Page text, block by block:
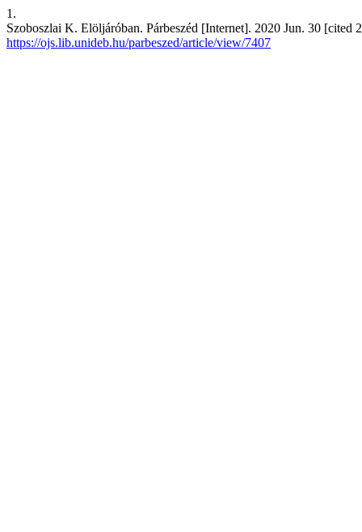
1.
Szoboszlai K. Elöljáróban. Párbeszéd [Internet]. 2020 Jun. 30
https://ojs.lib.unideb.hu/parbeszed/article/view/7407